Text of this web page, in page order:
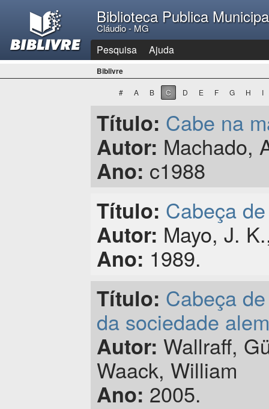
Biblioteca Publica
Cláudio - MG
Pesquisa Ajuda
Biblivre
# A B C D E F G H I
Título: Cabe na
Autor: Machado,
Ano: c1988
Título: Cabeça
Autor: Mayo, J.
Ano: 1989.
Título: Cabeça
da sociedade
Autor: Wallraff,
Waack, William
Ano: 2005.